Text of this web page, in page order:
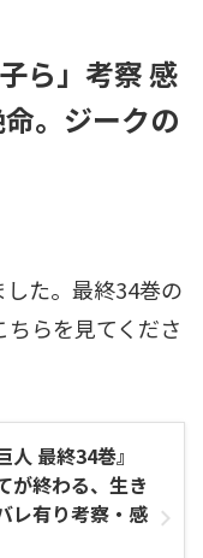
ら」考察 感
。ジークの
した。最終34巻の
らを見てくださ
人 最終34巻』
が終わる、生き
レ有り考察・感